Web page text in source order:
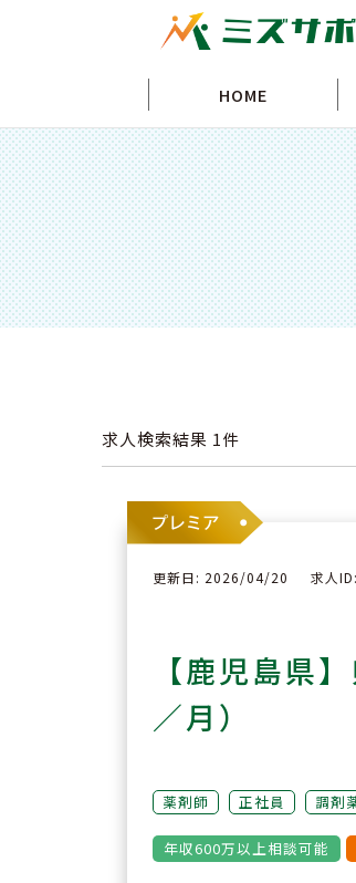
HOME
求人検索結果 1件
更新日: 2026/04/20 求人
【鹿児島県
／月）
薬剤師 正社員 調剤
年収600万以上相談可能